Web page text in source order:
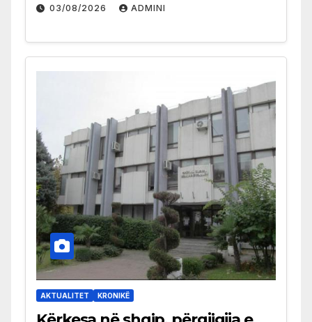
03/08/2026 ADMINI
AKTUALITET KRONIKË